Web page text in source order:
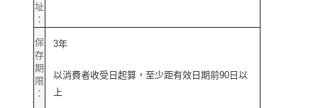
址
：
保
存
期
限
：
3年
以消費者收受日起算，至少距有效日期前90日以
上